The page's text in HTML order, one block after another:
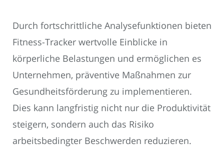
Durch fortschrittliche Analysefunktionen bieten
Fitness-Tracker wertvolle Einblicke in
körperliche Belastungen und ermöglichen es
Unternehmen, präventive Maßnahmen zur
Gesundheitsförderung zu implementieren.
Dies kann langfristig nicht nur die Produktivität
steigern, sondern auch das Risiko
arbeitsbedingter Beschwerden reduzieren.